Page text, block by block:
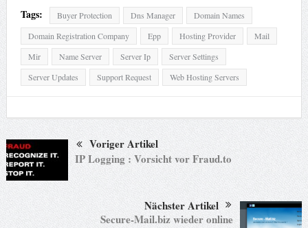
Tags: Buyer Protection Dns Manager
Domain Names
Domain Registration Company
Epp Hosting Provider
Mail
Mir
Name Server Server Ip
Server Settings
Server Updates
Support Request Web Hosting Servers
Voriger Artikel
IP Logging : Vorsicht vor Fraud.to
Nächster Artikel
Secure-Mail.biz wieder online